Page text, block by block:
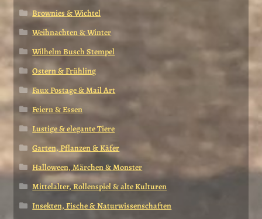
Brownies & Wichtel
Weihnachten & Winter
Wilhelm Busch Stempel
Ostern & Frühling
Faux Postage & Mail Art
Feiern & Essen
Lustige & elegante Tiere
Garten, Pflanzen & Käfer
Halloween, Märchen & Monster
Mittelalter, Rollenspiel & alte Kulturen
Insekten, Fische & Naturwissenschaften